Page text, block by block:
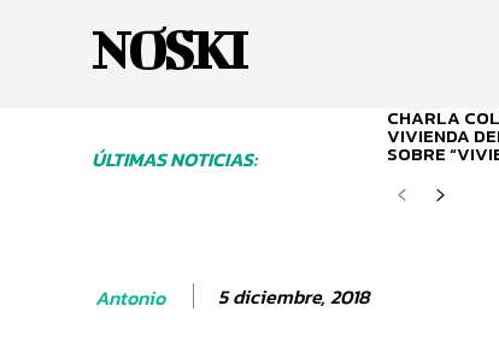
NOSKI
ÚLTIMAS NOTICIAS:
CHARLA
VIVIENDA
SOBRE
Antonio 5 diciembre, 2018